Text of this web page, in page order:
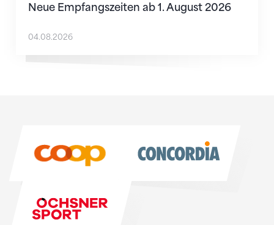
Neue Empfangszeiten ab 1. August 2026
04.08.2026